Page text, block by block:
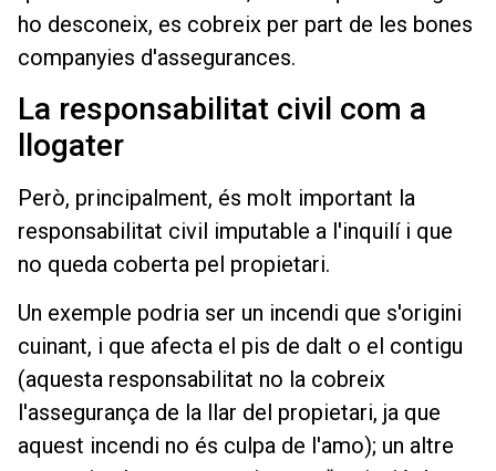
ho desconeix, es cobreix per part de les bones
companyies d'assegurances.
La responsabilitat civil com a
llogater
Però, principalment, és molt important la
responsabilitat civil imputable a l'inquilí i que
no queda coberta pel propietari.
Un exemple podria ser un incendi que s'origini
cuinant, i que afecta el pis de dalt o el contigu
(aquesta responsabilitat no la cobreix
l'assegurança de la llar del propietari, ja que
aquest incendi no és culpa de l'amo); un altre